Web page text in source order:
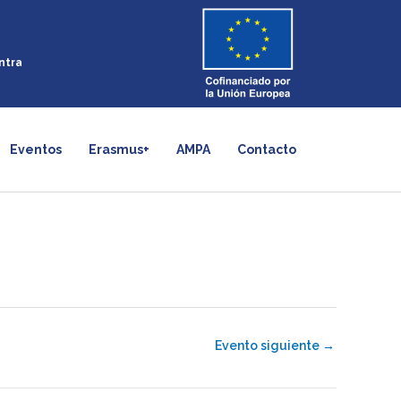
Eventos Erasmus+ AMPA Contacto
Evento siguiente →